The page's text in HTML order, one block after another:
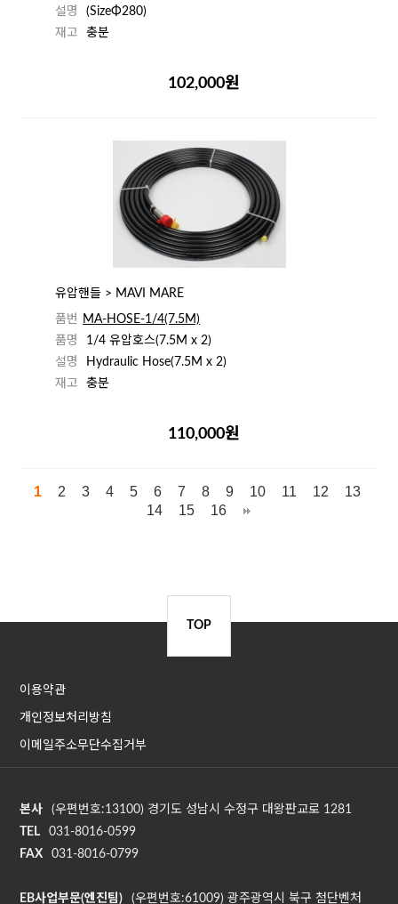
설명
(SizeΦ280)
재고
충분
102,000원
유압핸들 > MAVI MARE
품번
MA-HOSE-1/4(7.5M)
품명
1/4 유압호스(7.5M x 2)
설명
Hydraulic Hose(7.5M x 2)
재고
충분
110,000원
1 2 3 4 5 6 7 8 9 10 11 12
13
14
15 16
TOP
이용약관
개인정보처리방침
이메일주소무단수집거부
본사
(우편번호:13100) 경기도 성남시 수정구 대왕판교로 1281
TEL
031-8016-0599
FAX
031-8016-0799
EB사업부문(엔진팀) (우편번호:61009) 광주광역시 북구 첨단벤처